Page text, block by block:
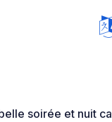
soirée et nuit